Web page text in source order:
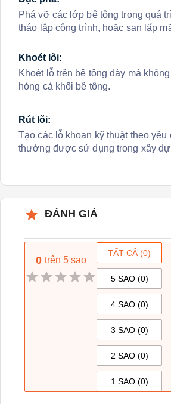
Phá vỡ các lớp bê tông trong quá
tháo lắp công trình, hoặc san lấp
Khoét lõi:
Khoét lỗ trên bê tông dày mà
hỏng cả khối bê tông.
Rút lõi:
Tạo các lỗ khoan kỹ thuật theo yêu
thường được sử dụng trong xây
ĐÁNH GIÁ
0 trên 5 sao
TẤT CẢ (0)
5 SAO (0)
4 SAO (0)
3 SAO (0)
2 SAO (0)
1 SAO (0)